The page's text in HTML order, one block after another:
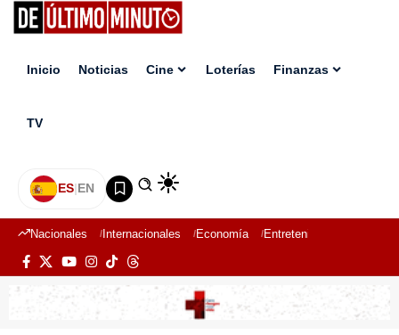
Inicio Noticias Cine Loterías Finanzas
TV
ES|EN
Nacionales Internacionales Economía Entretenimiento